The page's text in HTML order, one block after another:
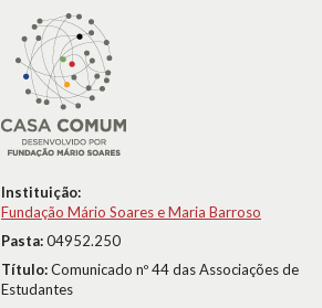
Instituição:
Fundação Mário Soares e Maria Barroso
Pasta:04952.250
Título:Comunicado nº 44 das Associações de
Estudantes